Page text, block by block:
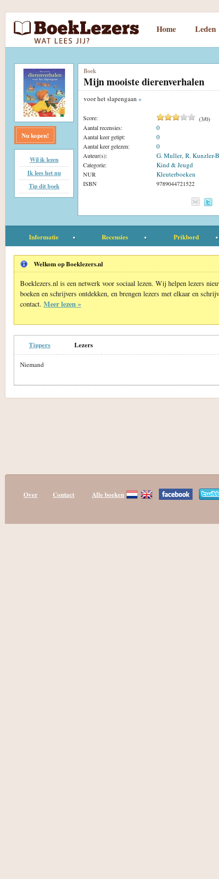
Home Leden
Nu kopen!
Wil ik lezen
Ik lees het nu
Tip dit boek
Boek
Mijn mooiste dierenverhalen
voor het slapengaan «
Score: (3/0)
Aantal recensies:
0
Aantal keer getipt: 0
Aantal keer gelezen: 0
Auteur(s): G. Muller, R. Kunzler-
Categorie: Kind & Jeugd
NUR Kleuterboeken
ISBN 9789044721522
Informatie Recensies Prikbord
Welkom op Boeklezers.nl
Boeklezers.nl is een netwerk voor sociaal lezen. Wij helpen lezers
boeken en schrijvers ontdekken, en brengen lezers met elkaar en
contact. Meer lezen »
Tippers Lezers
Niemand
Over Contact Alle boeken